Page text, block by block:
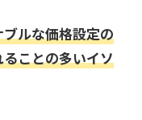
ルな価格設定の
ことの多いイソ